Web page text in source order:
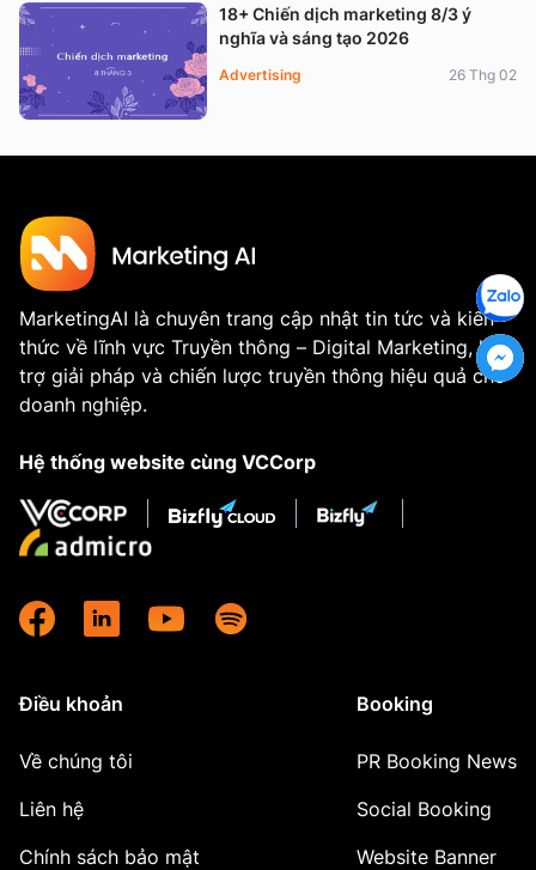
18+ Chiến dịch marketing 8/3 ý
nghĩa và sáng tạo 2026
Advertising 26 Thg 02
MarketingAI là chuyên trang cập nhật tin tức và kiến
thức về lĩnh vực Truyền thông – Digital Marketing, hỗ
trợ giải pháp và chiến lược truyền thông hiệu quả cho
doanh nghiệp.
Hệ thống website cùng VCCorp
Điều khoản
Về chúng tôi
Liên hệ
Chính sách bảo mật
Booking
PR Booking News
Social Booking
Website Banner